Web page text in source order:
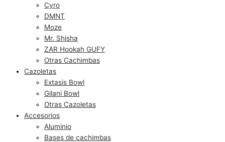
Cyro
DMNT
Moze
Mr. Shisha
ZAR Hookah GUFY
Otras Cachimbas
Cazoletas
Extasis Bowl
Gilani Bowl
Otras Cazoletas
Accesorios
Aluminio
Bases de cachimbas